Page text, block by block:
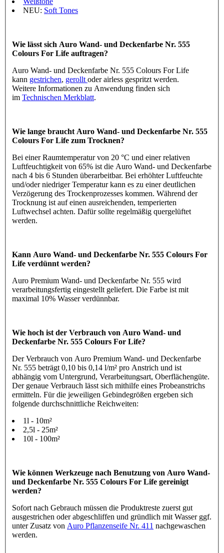
NEU: Soft Tones
Wie lässt sich Auro Wand- und Deckenfarbe Nr. 555
Colours For Life auftragen?
Auro Wand- und Deckenfarbe Nr. 555 Colours For Life
kann gestrichen, gerollt oder airless gespritzt werden.
Weitere Informationen zu Anwendung finden sich
im Technischen Merkblatt.
Wie lange braucht Auro Wand- und Deckenfarbe Nr. 555
Colours For Life zum Trocknen?
Bei einer Raumtemperatur von 20 °C und einer relativen
Luftfeuchtigkeit von 65% ist die Auro Wand- und Deckenfarbe
nach 4 bis 6 Stunden überarbeitbar. Bei erhöhter Luftfeuchte
und/oder niedriger Temperatur kann es zu einer deutlichen
Verzögerung des Trockenprozesses kommen. Während der
Trocknung ist auf einen ausreichenden, temperierten
Luftwechsel achten. Dafür sollte regelmäßig quergelüftet
werden.
Kann Auro Wand- und Deckenfarbe Nr. 555 Colours For
Life verdünnt werden?
Auro Premium Wand- und Deckenfarbe Nr. 555 wird
verarbeitungsfertig eingestellt geliefert. Die Farbe ist mit
maximal 10% Wasser verdünnbar.
Wie hoch ist der Verbrauch von Auro Wand- und
Deckenfarbe Nr. 555 Colours For Life?
Der Verbrauch von Auro Premium Wand- und Deckenfarbe
Nr. 555 beträgt 0,10 bis 0,14 l/m² pro Anstrich und ist
abhängig vom Untergrund, Verarbeitungsart, Oberflächengüte.
Der genaue Verbrauch lässt sich mithilfe eines Probeanstrichs
ermitteln. Für die jeweiligen Gebindegrößen ergeben sich
folgende durchschnittliche Reichweiten:
1l - 10m²
2,5l - 25m²
10l - 100m²
Wie können Werkzeuge nach Benutzung von Auro Wand-
und Deckenfarbe Nr. 555 Colours For Life gereinigt
werden?
Sofort nach Gebrauch müssen die Produktreste zuerst gut
ausgestrichen oder abgeschliffen und gründlich mit Wasser ggf.
unter Zusatz von Auro Pflanzenseife Nr. 411 nachgewaschen
werden.